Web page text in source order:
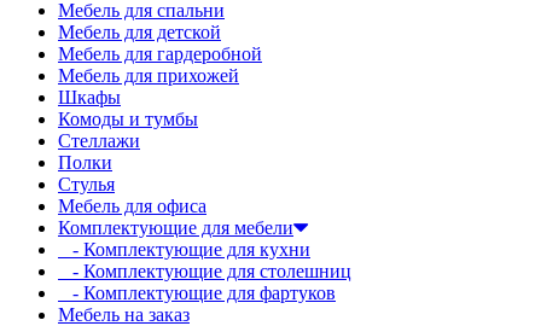
Мебель для спальни
Мебель для детской
Мебель для гардеробной
Мебель для прихожей
Шкафы
Комоды и тумбы
Стеллажи
Полки
Стулья
Мебель для офиса
Комплектующие для мебели
- Комплектующие для кухни
- Комплектующие для столешниц
- Комплектующие для фартуков
Мебель на заказ